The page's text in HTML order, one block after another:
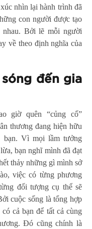
nhìn lại hành trình đã
con người được tạo
nhau. Bởi lẽ mỗi người
về theo định nghĩa của
đến gia
giờ quên “củng cố”
thương đang hiện hữu
bạn. Vì mọi lầm tưởng
bạn nghĩ mình đã đạt
thảy những gì mình sở
việc có từng phương
đối tượng cụ thể sẽ
cuộc sống là tổng hợp
cả bạn để tất cả cùng
Đó cũng chính là